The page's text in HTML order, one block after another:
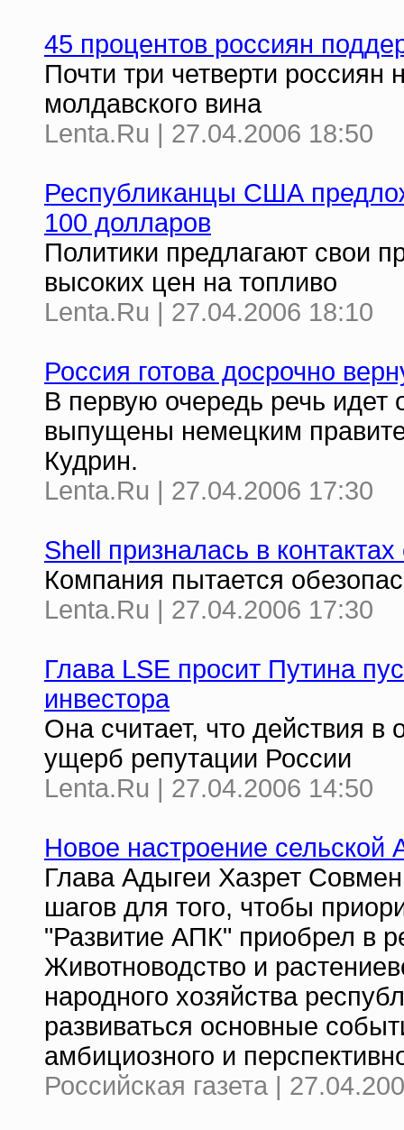
45 процентов россиян
Почти три четверти россиян
молдавского вина
Lenta.Ru | 27.04.2006 18:50
Республиканцы США
100 долларов
Политики предлагают свои
высоких цен на топливо
Lenta.Ru | 27.04.2006 18:10
Россия готова досрочно
В первую очередь речь
выпущены немецким
Кудрин.
Lenta.Ru | 27.04.2006 17:30
Shell призналась в
Компания пытается
Lenta.Ru | 27.04.2006 17:30
Глава LSE просит Путина
инвестора
Она считает, что действия
ущерб репутации России
Lenta.Ru | 27.04.2006 14:50
Новое настроение сельской
Глава Адыгеи Хазрет
шагов для того, чтобы
"Развитие АПК" приобрел в
Животноводство и
народного хозяйства
развиваться основные
амбициозного и
Российская газета |